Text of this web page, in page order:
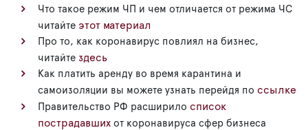
Что такое режим ЧП и чем отличается от режима ЧС
читайте этот материал
Про то, как коронавирус повлиял на бизнес,
читайте здесь
Как платить аренду во время карантина и
самоизоляции вы можете узнать перейдя по ссылке
Правительство РФ расширило список
пострадавших от коронавируса сфер бизнеса